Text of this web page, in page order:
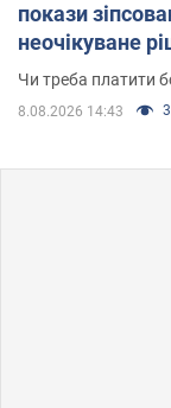
покази
неочікуване
Чи треба платити
8.08.2026 14:43